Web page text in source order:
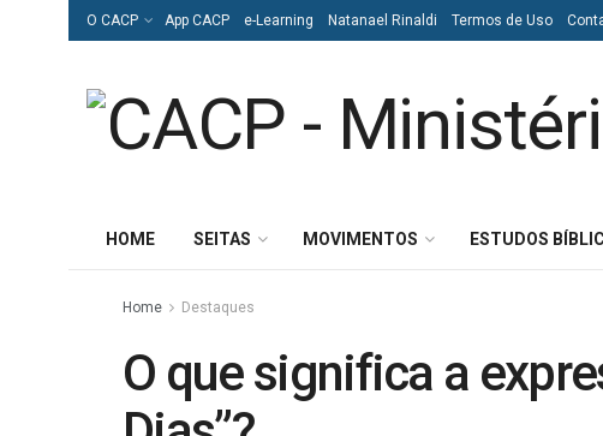
O CACP App CACP e-Learning Natanael Rinaldi Termos de Uso
HOME SEITAS MOVIMENTOS ESTUDOS
Home Destaques
O que significa a